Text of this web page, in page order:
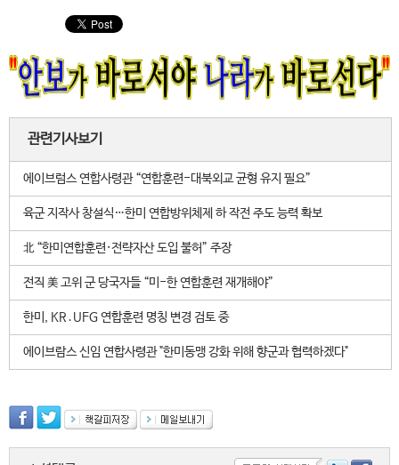
관련기사보기
에이브럼스 연합사령관 “연합훈련-대북외교 균형 유지 필요”
육군 지작사 창설식…한미 연합방위체제 하 작전 주도 능력 확보
北 “한미연합훈련·전략자산 도입 불허” 주장
전직 美 고위 군 당국자들 “미-한 연합훈련 재개해야”
한미, KR․UFG 연합훈련 명칭 변경 검토 중
에이브람스 신임 연합사령관 "한미동맹 강화 위해 향군과 협력하겠다"